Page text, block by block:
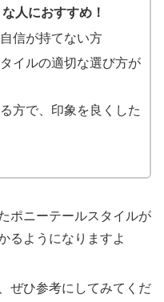
人におすすめ！
信が持てない方
イルの適切な選び方が
方で、印象を良くした
ポニーテールスタイルが
るようになりますよ
ぜひ参考にしてみてくだ